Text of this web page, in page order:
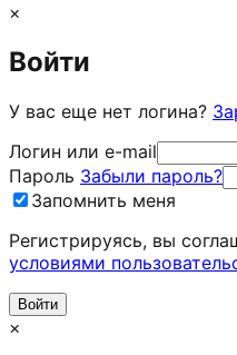
×
Войти
У вас еще нет логина?
Логин или e-mail
Пароль Забыли пароль?
Запомнить меня
Регистрируясь, вы
условиями
×